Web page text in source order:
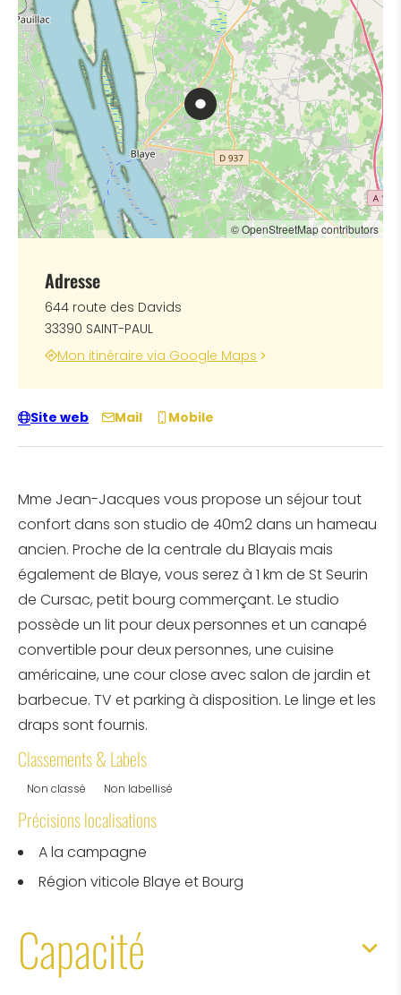
Mme Jean-Jacques vous propose un séjour tout
confort dans son studio de 40m2 dans un hameau
ancien. Proche de la centrale du Blayais mais
également de Blaye, vous serez à 1 km de St Seurin
de Cursac, petit bourg commerçant. Le studio
possède un lit pour deux personnes et un canapé
convertible pour deux personnes, une cuisine
américaine, une cour close avec salon de jardin et
barbecue. TV et parking à disposition. Le linge et les
draps sont fournis.
Classements & Labels
Non classé Non labellisé
Précisions localisations
A la campagne
Région viticole Blaye et Bourg
Capacité
© OpenStreetMap contributors
Adresse
644 route des Davids
33390 SAINT-PAUL
Mon itinéraire via Google Maps
Site web Mail Mobile